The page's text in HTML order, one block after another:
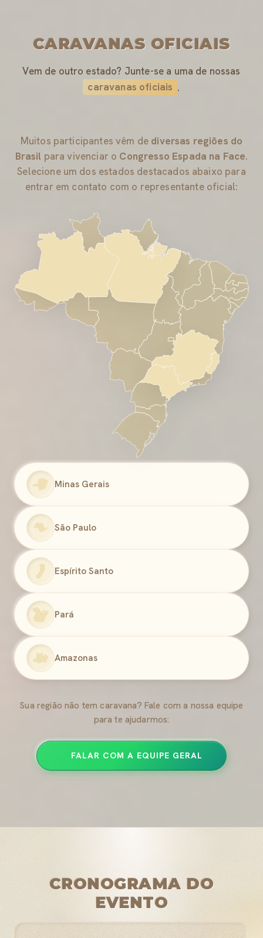
CARAVANAS OFICIAIS
Vem de outro estado? Junte-se a uma de nossas
caravanas oficiais .
Muitos participantes vêm de diversas regiões do
Brasil para vivenciar o Congresso Espada na Face.
Selecione um dos estados destacados abaixo para
entrar em contato com o representante oficial:
Minas Gerais
São Paulo
Espírito Santo
Pará
Amazonas
Sua região não tem caravana? Fale com a nossa equipe
para te ajudarmos:
FALAR COM A EQUIPE GERAL
CRONOGRAMA DO
EVENTO